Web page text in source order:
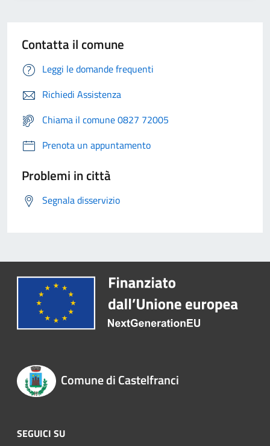
Contatta il comune
Leggi le domande frequenti
Richiedi Assistenza
Chiama il comune 0827 72005
Prenota un appuntamento
Problemi in città
Segnala disservizio
Comune di Castelfranci
SEGUICI SU